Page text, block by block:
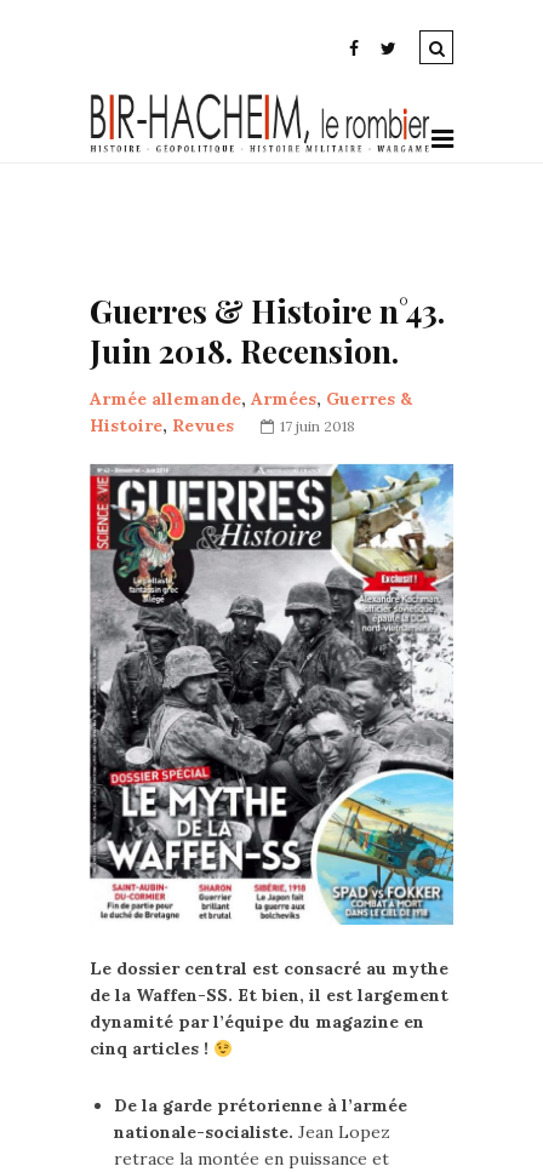
Guerres & Histoire n°43.
Juin 2018. Recension.
Armée allemande, Armées, Guerres &
Histoire, Revues 17 juin 2018
Le dossier central est consacré au mythe
de la Waffen-SS. Et bien, il est largement
dynamité par l’équipe du magazine en
cinq articles !
De la garde prétorienne à l’armée
nationale-socialiste. Jean Lopez
retrace la montée en puissance et